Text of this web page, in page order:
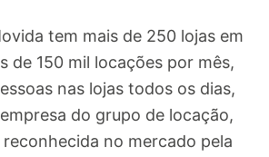
tem mais de 250 lojas em
de 150 mil locações por mês,
nas lojas todos os dias,
do grupo de locação,
no mercado pela